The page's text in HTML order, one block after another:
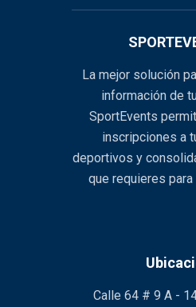
La mejor solución
información de
SportEvents
inscripciones a
deportivos y
que requieres
Calle 64 # 9 A -